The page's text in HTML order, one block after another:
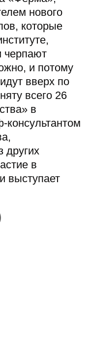
нового
которые
черпают
и потому
вверх по
всего 26
в
консультантом
других
в
выступает